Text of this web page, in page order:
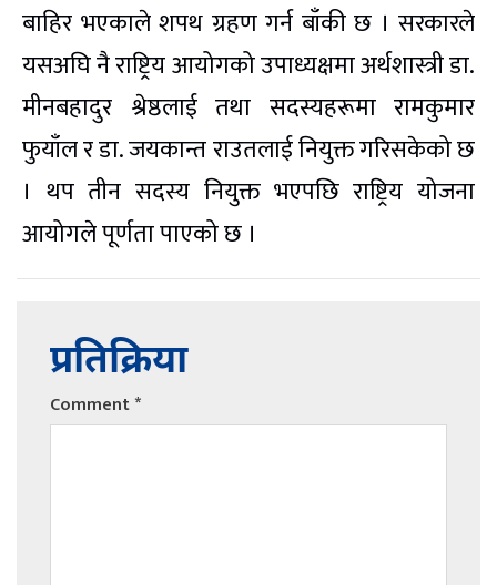
बाहिर भएकाले शपथ ग्रहण गर्न बाँकी छ । सरकारले
यसअघि नै राष्ट्रिय आयोगको उपाध्यक्षमा अर्थशास्त्री डा‍‍.
मीनबहादुर श्रेष्ठलाई तथा सदस्यहरूमा रामकुमार
फुयाँल र डा. जयकान्त राउतलाई नियुक्त गरिसकेको छ
। थप तीन सदस्य नियुक्त भएपछि राष्ट्रिय योजना
आयोगले पूर्णता पाएको छ ।
प्रतिक्रिया
Comment*